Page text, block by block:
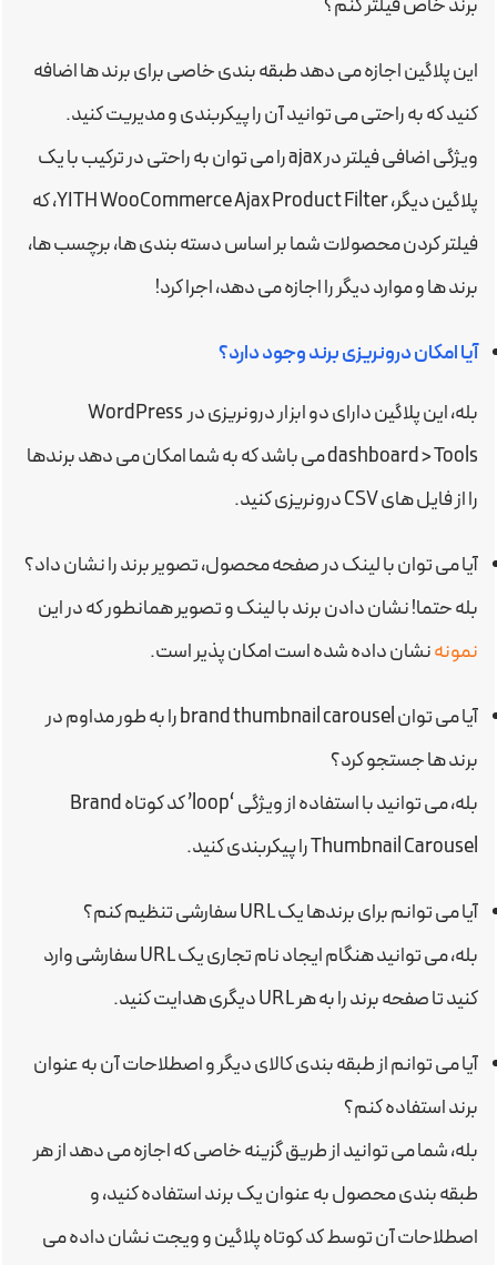
برند خاص فیلتر کنم؟
این پلاگین اجازه می دهد طبقه بندی خاصی برای برند ها اضافه
کنید که به راحتی می توانید آن را پیکربندی و مدیریت کنید.
ویژگی اضافی فیلتر در ajax را می توان به راحتی در ترکیب با یک
پلاگین دیگر، YITH WooCommerce Ajax Product Filter، که
فیلتر کردن محصولات شما بر اساس دسته بندی ها، برچسب ها،
برند ها و موارد دیگر را اجازه می دهد، اجرا کرد!
آیا امکان درونریزی برند وجود دارد؟
بله، این پلاگین دارای دو ابزار درونریزی در WordPress
dashboard > Tools می باشد که به شما امکان می دهد برندها
را از فایل های CSV درونریزی کنید.
آیا می توان با لینک در صفحه محصول، تصویر برند را نشان داد؟
بله حتما! نشان دادن برند با لینک و تصویر همانطور که در این
نمونهنشان داده شده است امکان پذیر است.
آیا می توان brand thumbnail carousel را به طور مداوم در
برند ها جستجو کرد؟
بله، می توانید با استفاده از ویژگی ‘loop’ کد کوتاه Brand
Thumbnail Carousel را پیکربندی کنید.
آیا می توانم برای برندها یک URL سفارشی تنظیم کنم؟
بله، می توانید هنگام ایجاد نام تجاری یک URL سفارشی وارد
کنید تا صفحه برند را به هر URL دیگری هدایت کنید.
آیا می توانم از طبقه بندی کالای دیگر و اصطلاحات آن به عنوان
برند استفاده کنم؟
بله، شما می توانید از طریق گزینه خاصی که اجازه می دهد از هر
طبقه بندی محصول به عنوان یک برند استفاده کنید، و
اصطلاحات آن توسط کد کوتاه پلاگین و ویجت نشان داده می